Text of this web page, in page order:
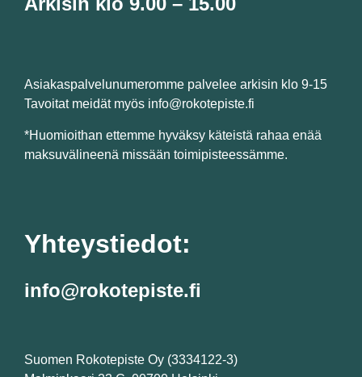
Asiakaspalvelunumeromme palvelee arkisin klo 9-15
Tavoitat meidät myös info@rokotepiste.fi
*Huomioithan ettemme hyväksy käteistä rahaa enää
maksuvälineenä missään toimipisteessämme.
Yhteystiedot:
info@rokotepiste.fi
Suomen Rokotepiste Oy (3334122-3)